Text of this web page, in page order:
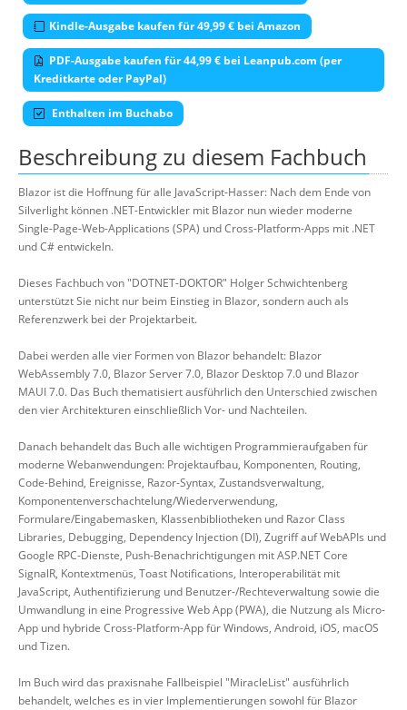
Kindle-Ausgabe kaufen für 49,99 € bei Amazon
PDF-Ausgabe kaufen für 44,99 € bei Leanpub.com (per
Kreditkarte oder PayPal)
Enthalten im Buchabo
Beschreibung zu diesem Fachbuch
Blazor ist die Hoffnung für alle JavaScript-Hasser: Nach dem Ende von
Silverlight können .NET-Entwickler mit Blazor nun wieder moderne
Single-Page-Web-Applications (SPA) und Cross-Platform-Apps mit .NET
und C# entwickeln.
Dieses Fachbuch von "DOTNET-DOKTOR" Holger Schwichtenberg
unterstützt Sie nicht nur beim Einstieg in Blazor, sondern auch als
Referenzwerk bei der Projektarbeit.
Dabei werden alle vier Formen von Blazor behandelt: Blazor
WebAssembly 7.0, Blazor Server 7.0, Blazor Desktop 7.0 und Blazor
MAUI 7.0. Das Buch thematisiert ausführlich den Unterschied zwischen
den vier Architekturen einschließlich Vor- und Nachteilen.
Danach behandelt das Buch alle wichtigen Programmieraufgaben für
moderne Webanwendungen: Projektaufbau, Komponenten, Routing,
Code-Behind, Ereignisse, Razor-Syntax, Zustandsverwaltung,
Komponentenverschachtelung/Wiederverwendung,
Formulare/Eingabemasken, Klassenbibliotheken und Razor Class
Libraries, Debugging, Dependency Injection (DI), Zugriff auf WebAPIs und
Google RPC-Dienste, Push-Benachrichtigungen mit ASP.NET Core
SignalR, Kontextmenüs, Toast Notifications, Interoperabilität mit
JavaScript, Authentifizierung und Benutzer-/Rechteverwaltung sowie die
Umwandlung in eine Progressive Web App (PWA), die Nutzung als Micro-
App und hybride Cross-Platform-App für Windows, Android, iOS, macOS
und Tizen.
Im Buch wird das praxisnahe Fallbeispiel "MiracleList" ausführlich
behandelt, welches es in vier Implementierungen sowohl für Blazor